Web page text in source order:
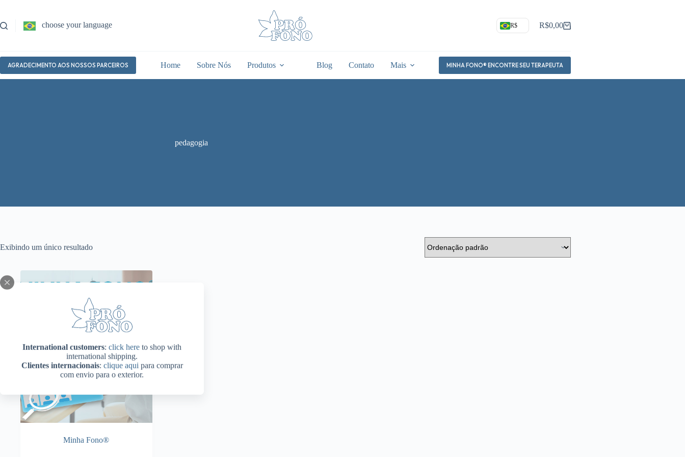
o
conteúdo
International customers: click here to shop with
international shipping.
Clientes internacionais: clique aqui para comprar
com envio para o exterior.
choose your language R$ Carrinho
R$0,00
AGRADECIMENTO AOS NOSSOS PARCEIROS Home Sobre Nós Produtos Blog Contato Mais MINHA FONO® ENCONTRE SEU TERAPEUTA
pedagogia
Exibindo um único resultado
Minha Fono®